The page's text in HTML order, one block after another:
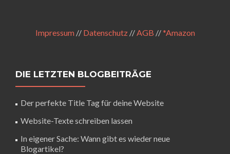
Impressum// Datenschutz//AGB //*Amazon
DIE LETZTEN BLOGBEITRÄGE
Der perfekte Title Tag für deine Website
Website-Texte schreiben lassen
In eigener Sache: Wann gibt es wieder neue
Blogartikel?